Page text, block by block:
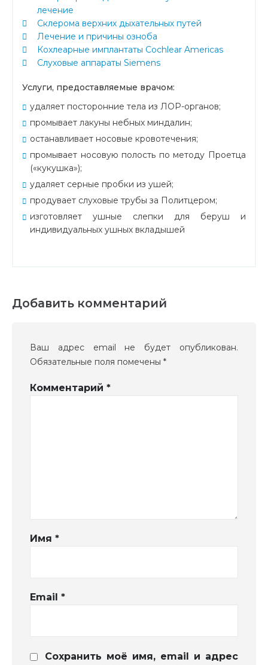
лечение
Склерома верхних дыхательных путей
Лечение и причины озноба
Кохлеарные имплантаты Cochlear Americas
Слуховые аппараты Siemens
Услуги, предоставляемые врачом:
удаляет посторонние тела из ЛОР-органов;
промывает лакуны небных миндалин;
останавливает носовые кровотечения;
промывает носовую полость по методу Проетца
(«кукушка»);
удаляет серные пробки из ушей;
продувает слуховые трубы за Политцером;
изготовляет ушные слепки для беруш и
индивидуальных ушных вкладышей
Добавить комментарий
Ваш адрес email не будет опубликован.
Обязательные поля помечены *
Комментарий *
Имя *
Email *
Сохранить моё имя, email и адрес